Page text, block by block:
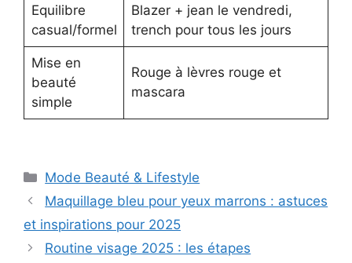
Equilibre
casual/formel
Blazer + jean le vendredi,
trench pour tous les jours
Mise en
beauté
simple
Rouge à lèvres rouge et
mascara
Catégories
Mode Beauté & Lifestyle
Maquillage bleu pour yeux marrons : astuces
et inspirations pour 2025
Routine visage 2025 : les étapes